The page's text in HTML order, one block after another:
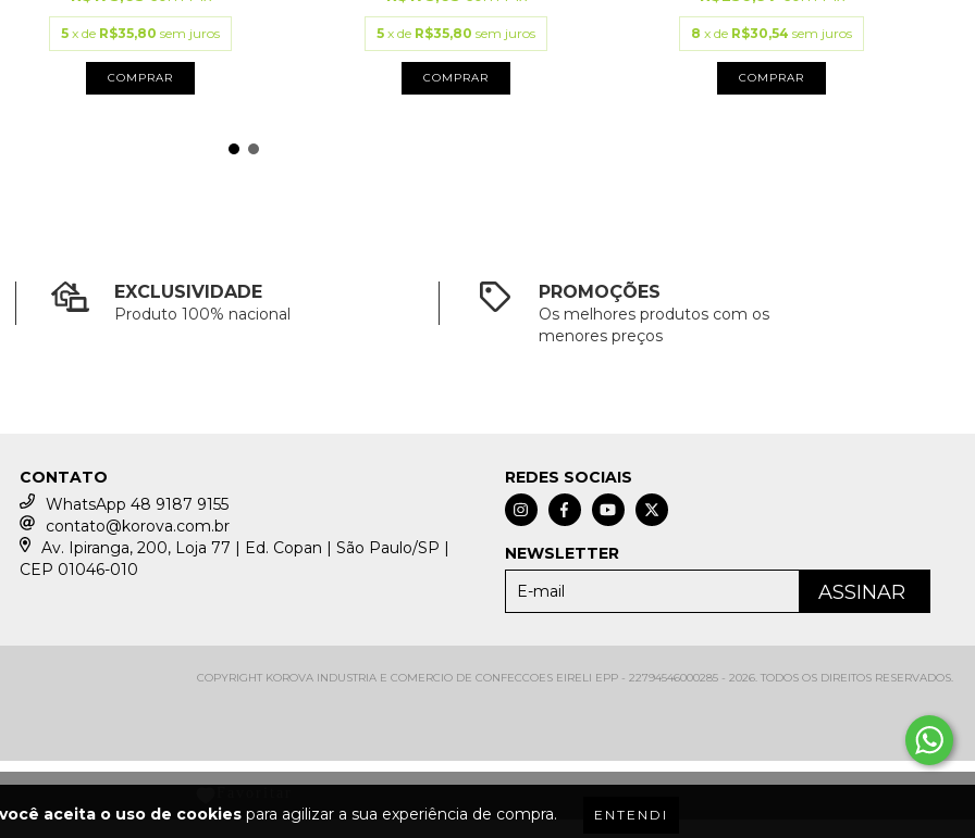
você aceita o uso de cookies para agilizar a sua experiência de compra. ENTENDI
5 x de R$35,80 sem juros
COMPRAR
5 x de R$35,80 sem juros
COMPRAR
8 x de R$30,54 sem juros
COMPRAR
EXCLUSIVIDADE
Produto 100% nacional
PROMOÇÕES
Os melhores produtos com os
menores preços
CONTATO
WhatsApp 48 9187 9155
contato@korova.com.br
Av. Ipiranga, 200, Loja 77 | Ed. Copan | São Paulo/SP |
CEP 01046-010
REDES SOCIAIS
NEWSLETTER
COPYRIGHT KOROVA INDUSTRIA E COMERCIO DE CONFECCOES EIRELI EPP - 22794546000285 - 2026. TODOS OS DIREITOS RESERVADOS.